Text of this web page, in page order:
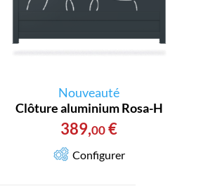
Nouveauté
Clôture aluminium Rosa-H
389,00 €
Configurer